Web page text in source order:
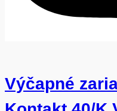
Výčapné